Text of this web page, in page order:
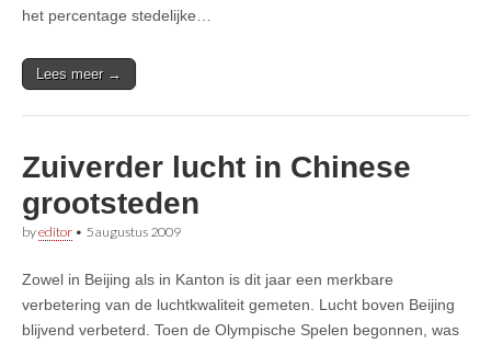
het percentage stedelijke…
Lees meer →
Zuiverder lucht in Chinese
grootsteden
byeditor • 5 augustus 2009
Zowel in Beijing als in Kanton is dit jaar een merkbare
verbetering van de luchtkwaliteit gemeten. Lucht boven Beijing
blijvend verbeterd. Toen de Olympische Spelen begonnen, was